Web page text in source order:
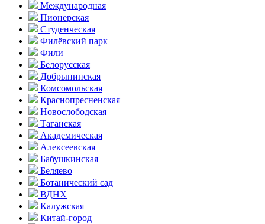
Международная
Пионерская
Студенческая
Филёвский парк
Фили
Белорусская
Добрынинская
Комсо­мольская
Краснопресненская
Новослободская
Таганская
Академическая
Алексеевская
Бабушкинская
Беляево
Ботанический сад
ВДНХ
Калужская
Китай-город